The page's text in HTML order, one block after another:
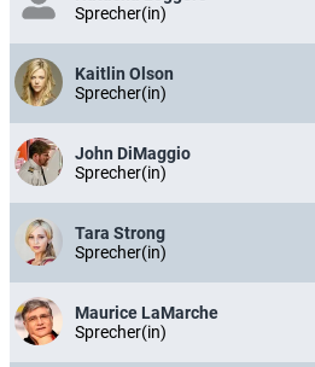
Sprecher(in)
Kaitlin Olson
Sprecher(in)
John DiMaggio
Sprecher(in)
Tara Strong
Sprecher(in)
Maurice LaMarche
Sprecher(in)